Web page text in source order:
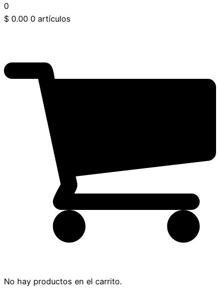
0
$ 0.00 0 artículos
No hay productos en el carrito.